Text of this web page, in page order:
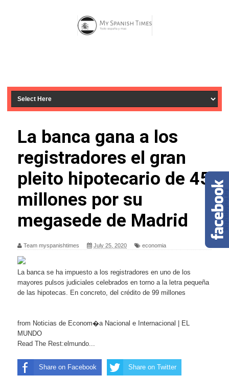
La banca gana a los
registradores el gran
pleito hipotecario de 45
millones por su
megasede de Madrid
Team myspanishtimes July 25, 2020 economia
La banca se ha impuesto a los registradores en uno de los
mayores pulsos judiciales celebrados en torno a la letra pequeña
de las hipotecas. En concreto, del crédito de 99 millones
from Noticias de Econom�a Nacional e Internacional | EL
MUNDO
Read The Rest:elmundo...
Share on Facebook Share on Twitter